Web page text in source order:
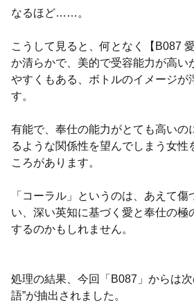
なるほど……。
こうして見ると、何となく【B087
か清らかで、美的で受容能力が高い
やすくもある、ボトルのイメージが
す。
有能で、奉仕の能力がとても高いの
るような関係性を望んでしまう女性
ころがあります。
「コーラル」というのは、あえて
い、深い英知に基づく愛と奉仕の極
するのかもしれません。
処理の結果、今回「B087」からは次
語”が抽出されました。